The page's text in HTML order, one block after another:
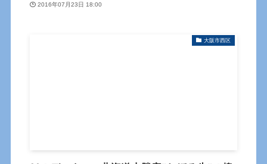
2016年07月23日 18:00
大阪市西区